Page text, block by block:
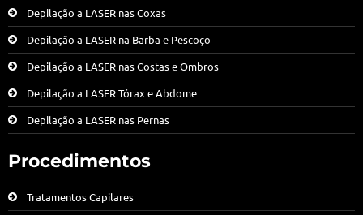
Depilação a LASER nas Coxas
Depilação a LASER na Barba e Pescoço
Depilação a LASER nas Costas e Ombros
Depilação a LASER Tórax e Abdome
Depilação a LASER nas Pernas
Procedimentos
Tratamentos Capilares